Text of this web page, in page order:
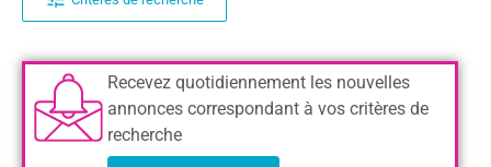
Recevez quotidiennement les nouvelles
annonces correspondant à vos critères de
recherche